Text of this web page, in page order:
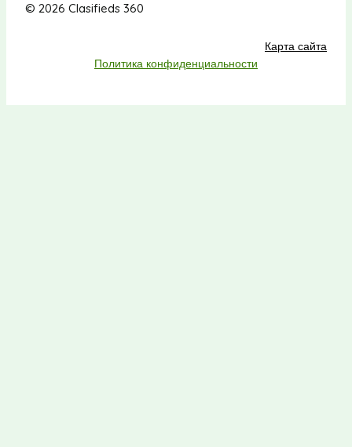
© 2026 Clasifieds 360
Карта сайта
Политика конфиденциальности